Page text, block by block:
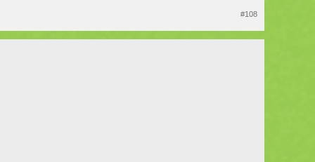
#108